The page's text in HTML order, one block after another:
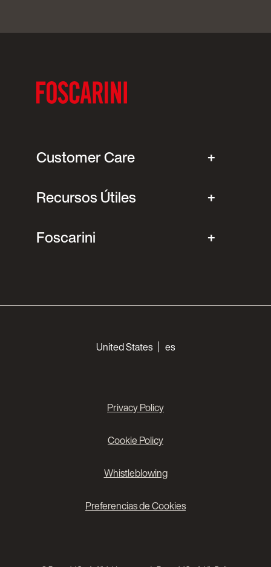
Customer Care
Recursos Útiles
Foscarini
United States es
Privacy Policy
Cookie Policy
Whistleblowing
Preferencias de Cookies